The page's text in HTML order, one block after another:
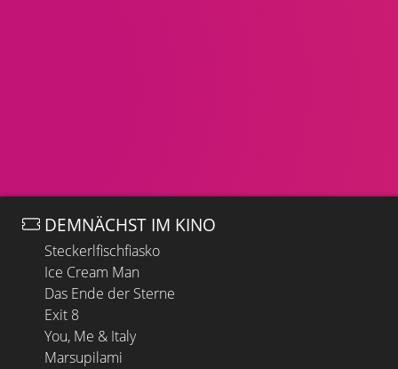
DEMNÄCHST IM KINO
Steckerlfischfiasko
Ice Cream Man
Das Ende der Sterne
Exit 8
You, Me & Italy
Marsupilami